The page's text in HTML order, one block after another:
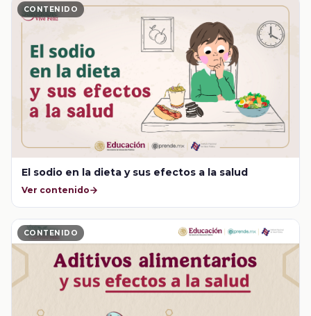
CONTENIDO
El sodio en la dieta y sus efectos a la salud
Ver contenido
CONTENIDO